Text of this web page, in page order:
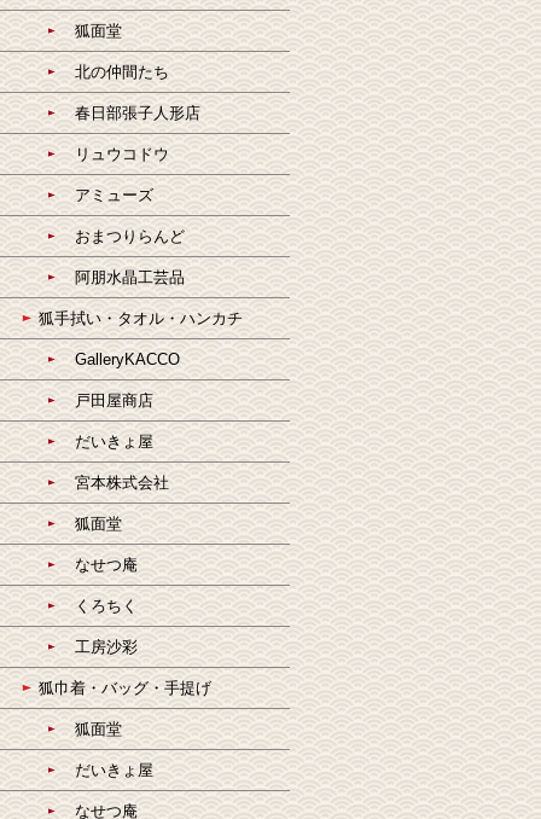
狐面堂
北の仲間たち
春日部張子人形店
リュウコドウ
アミューズ
おまつりらんど
阿朋水晶工芸品
狐手拭い・タオル・ハンカチ
GalleryKACCO
戸田屋商店
だいきょ屋
宮本株式会社
狐面堂
なせつ庵
くろちく
工房沙彩
狐巾着・バッグ・手提げ
狐面堂
だいきょ屋
なせつ庵